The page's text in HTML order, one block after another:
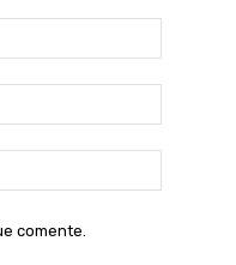
web:
comente.